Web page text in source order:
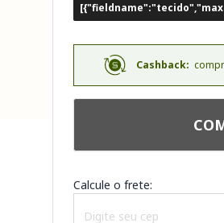
Cashback:
Calcule o frete: